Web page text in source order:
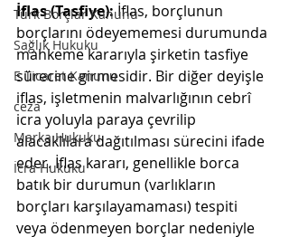
Türk Borçlar Kanunu
Sağlık Hukuku
E Ticaret Kanunu
ceza
Marka Hukuku
İcra Hukuku
İflas (Tasfiye): İflas, borçlunun
borçlarını ödeyememesi durumunda
mahkeme kararıyla şirketin tasfiye
sürecine girmesidir. Bir diğer deyişle
iflas, işletmenin malvarlığının cebrî
icra yoluyla paraya çevrilip
alacaklılara dağıtılması sürecini ifade
eder. İflas kararı, genellikle borca
batık bir durumun (varlıkların
borçları karşılayamaması) tespiti
veya ödenmeyen borçlar nedeniyle